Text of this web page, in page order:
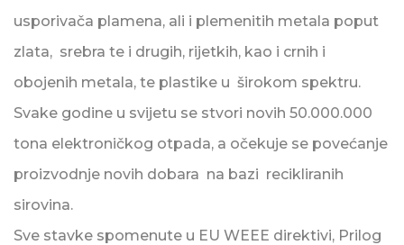
usporivača plamena, ali i plemenitih metala poput
zlata, srebra te i drugih, rijetkih, kao i crnih i
obojenih metala, te plastike u širokom spektru.
Svake godine u svijetu se stvori novih 50.000.000
tona elektroničkog otpada, a očekuje se povećanje
proizvodnje novih dobara na bazi recikliranih
sirovina.
Sve stavke spomenute u EU WEEE direktivi, Prilog